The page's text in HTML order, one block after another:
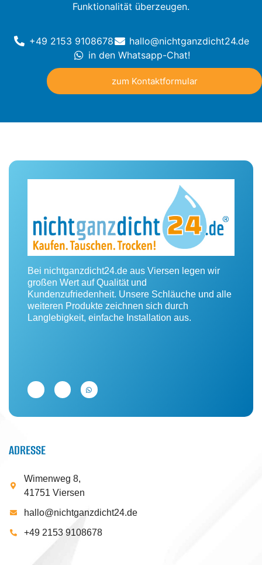
Funktionalität überzeugen.
+49 2153 9108678
hallo@nichtganzdicht24.de
in den Whatsapp-Chat!
zum Kontaktformular
Bei nichtganzdicht24.de aus Viersen legen wir
großen Wert auf Qualität und
Kundenzufriedenheit. Unsere Schläuche und alle
weiteren Produkte zeichnen sich durch
Langlebigkeit, einfache Installation aus.
ADRESSE
Wimenweg 8,
41751 Viersen
hallo@nichtganzdicht24.de
+49 2153 9108678